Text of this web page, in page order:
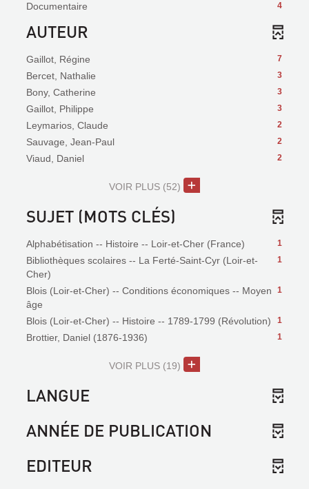
4
Documentaire
AUTEUR
7
Gaillot, Régine
3
Bercet, Nathalie
3
Bony, Catherine
3
Gaillot, Philippe
2
Leymarios, Claude
2
Sauvage, Jean-Paul
2
Viaud, Daniel
VOIR PLUS (52)
SUJET (MOTS CLÉS)
1
Alphabétisation -- Histoire -- Loir-et-Cher (France)
1
Bibliothèques scolaires -- La Ferté-Saint-Cyr (Loir-et-
Cher)
1
Blois (Loir-et-Cher) -- Conditions économiques -- Moyen
âge
1
Blois (Loir-et-Cher) -- Histoire -- 1789-1799 (Révolution)
1
Brottier, Daniel (1876-1936)
VOIR PLUS (19)
LANGUE
ANNÉE DE PUBLICATION
EDITEUR